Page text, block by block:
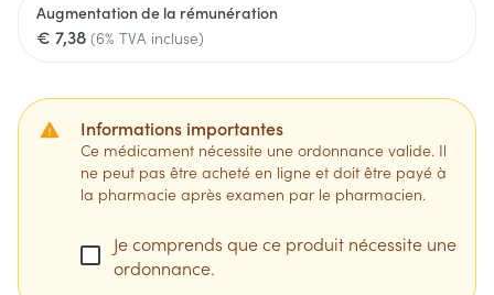
Augmentation de la rémunération
€ 7,38 (6% TVA incluse)
Informations importantes
Ce médicament nécessite une ordonnance valide. Il
ne peut pas être acheté en ligne et doit être payé à
la pharmacie après examen par le pharmacien.
Je comprends que ce produit nécessite une
ordonnance.